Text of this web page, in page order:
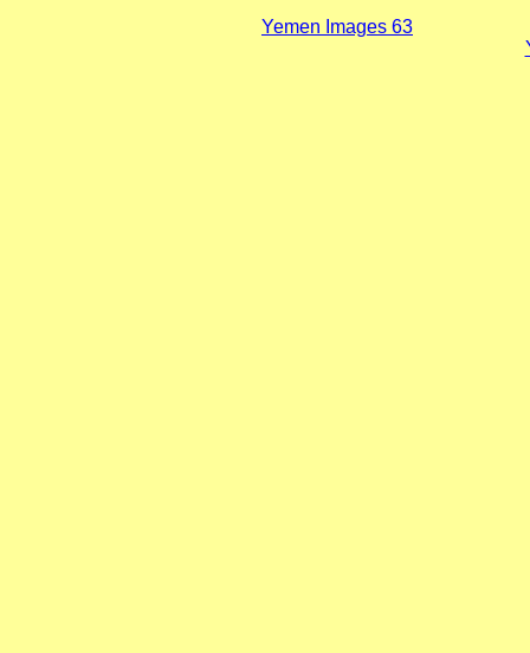
Yemen Images 63